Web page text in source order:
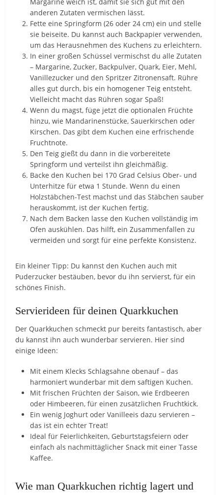
Margarine weich ist, damit sie sich gut mit den
anderen Zutaten vermischen lässt.
Fette eine Springform (26 oder 24 cm) ein und stelle
sie beiseite. Du kannst auch Backpapier verwenden,
um das Herausnehmen des Kuchens zu erleichtern.
In einer großen Schüssel vermischst du alle Zutaten
– Margarine, Zucker, Backpulver, Quark, Eier, Mehl,
Vanillezucker und den Spritzer Zitronensaft. Rühre
alles gut durch, bis ein homogener Teig entsteht.
Vielleicht macht das Rühren sogar Spaß!
Wenn du magst, füge jetzt die optionalen Früchte
hinzu, wie Mandarinenstücke, Sauerkirschen oder
Kirschen. Das gibt dem Kuchen eine erfrischende
Fruchtnote.
Den Teig gießt du dann in die vorbereitete
Springform und verteilst ihn gleichmäßig.
Backe den Kuchen bei 170 Grad Celsius Ober- und
Unterhitze für etwa 1 Stunde. Wenn du einen
Holzstäbchen-Test machst und das Stäbchen sauber
herauskommt, ist der Kuchen fertig.
Nach dem Backen lasse den Kuchen vollständig im
Ofen auskühlen. Das hilft, ein Zusammenfallen zu
vermeiden und sorgt für eine perfekte Konsistenz.
Ein kleiner Tipp: Du kannst den Kuchen auch mit
Puderzucker bestäuben, bevor du ihn servierst, für ein
schönes Finish.
Servierideen für deinen Quarkkuchen
Der Quarkkuchen schmeckt pur bereits fantastisch, aber
du kannst ihn auch wunderbar servieren. Hier sind
einige Ideen:
Mit einem Klecks Schlagsahne obenauf – das
harmoniert wunderbar mit dem saftigen Kuchen.
Mit frischen Früchten der Saison, wie Erdbeeren
oder Himbeeren, für einen zusätzlichen Fruchtkick.
Ein wenig Joghurt oder Vanilleeis dazu servieren –
das ist ein echter Treat!
Ideal für Feierlichkeiten, Geburtstagsfeiern oder
einfach als nachmittäglicher Snack mit einer Tasse
Kaffee.
Wie man Quarkkuchen richtig lagert und